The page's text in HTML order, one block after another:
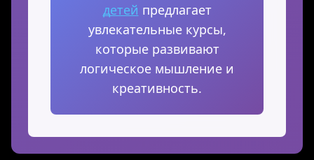
детей предлагает
увлекательные курсы,
которые развивают
логическое мышление и
креативность.